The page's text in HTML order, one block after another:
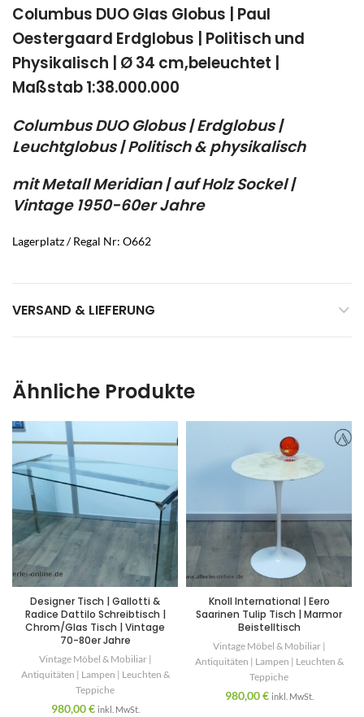
Columbus DUO Glas Globus | Paul
Oestergaard Erdglobus | Politisch und
Physikalisch | Ø 34 cm,beleuchtet |
Maßstab 1:38.000.000
Columbus DUO Globus | Erdglobus |
Leuchtglobus | Politisch & physikalisch
mit Metall Meridian | auf Holz Sockel |
Vintage 1950-60er Jahre
Lagerplatz / Regal Nr: O662
VERSAND & LIEFERUNG
Ähnliche Produkte
Designer Tisch | Gallotti &
Radice Dattilo Schreibtisch |
Chrom/Glas Tisch | Vintage
70-80er Jahre
Vintage Möbel & Mobiliar |
Antiquitäten | Lampen | Leuchten &
Teppiche
980,00€ inkl. MwSt.
Knoll International | Eero
Saarinen Tulip Tisch | Marmor
Beistelltisch
Vintage Möbel & Mobiliar |
Antiquitäten | Lampen | Leuchten &
Teppiche
980,00€ inkl. MwSt.